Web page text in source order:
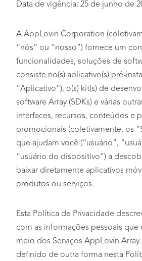
Data de vigência: 25 de junho de
A AppLovin Corporation
“nós” ou “nosso”) fornece um
funcionalidades, soluções de
consiste no(s) aplicativo(s) pré-
“Aplicativo”), o(s) kit(s) de
software Array (SDKs) e várias
interfaces, recursos, conteúdos e
promocionais (coletivamente, os
que ajudam você (“usuário”,
“usuário do dispositivo”) a
baixar diretamente aplicativos
produtos ou serviços.
Esta Política de Privacidade
com as informações pessoais
meio dos Serviços AppLovin
definido de outra forma nesta